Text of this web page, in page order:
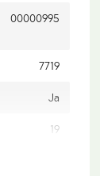
00000995
7719
Ja
19